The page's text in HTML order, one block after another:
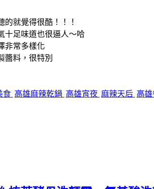
就覺得很酷！！！
十足味道也很逼人～哈
非常多樣化
醬料，很特別
食 高雄麻辣乾鍋 高雄宵夜 麻辣天后 高